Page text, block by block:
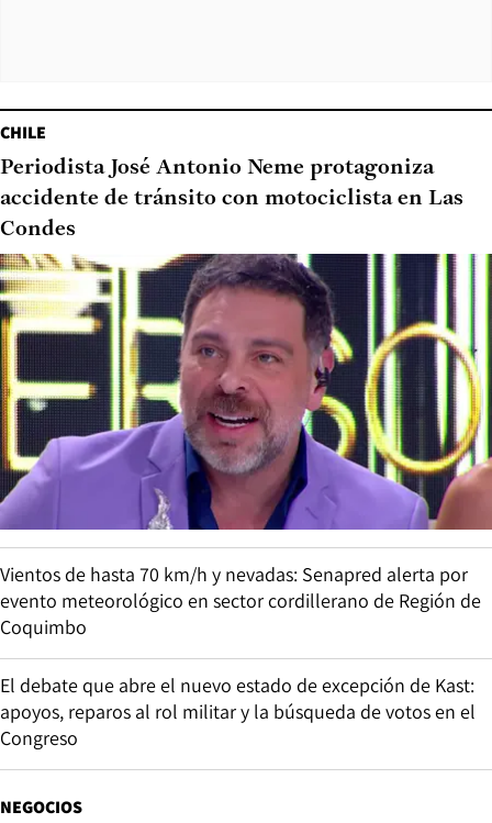
CHILE
Periodista José Antonio Neme protagoniza
accidente de tránsito con motociclista en Las
Condes
Vientos de hasta 70 km/h y nevadas: Senapred alerta por
evento meteorológico en sector cordillerano de Región de
Coquimbo
El debate que abre el nuevo estado de excepción de Kast:
apoyos, reparos al rol militar y la búsqueda de votos en el
Congreso
NEGOCIOS